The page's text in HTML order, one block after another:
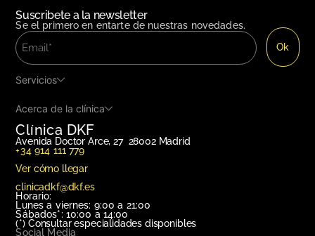
Clínica DKF
Avenida Doctor Arce, 27 28002 Madrid
+34 914 111 779
Ver cómo llegar
clinicadkf@dkf.es
Horario:
Lunes a viernes: 9:00 a 21:00
Sábados*: 10:00 a 14:00
(*) Consultar especialidades disponibles
Social Media
Suscribete a la newsletter
Se el primero en entarte de nuestras novedades.
Servicios
Acerca de la clínica